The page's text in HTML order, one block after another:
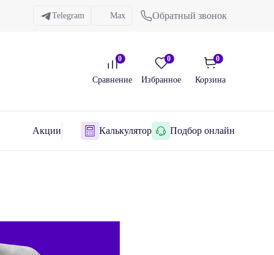
Telegram Max Обратный звонок
0
Сравнение
0
Избранное
0
Корзина
Акции Калькулятор Подбор онлайн